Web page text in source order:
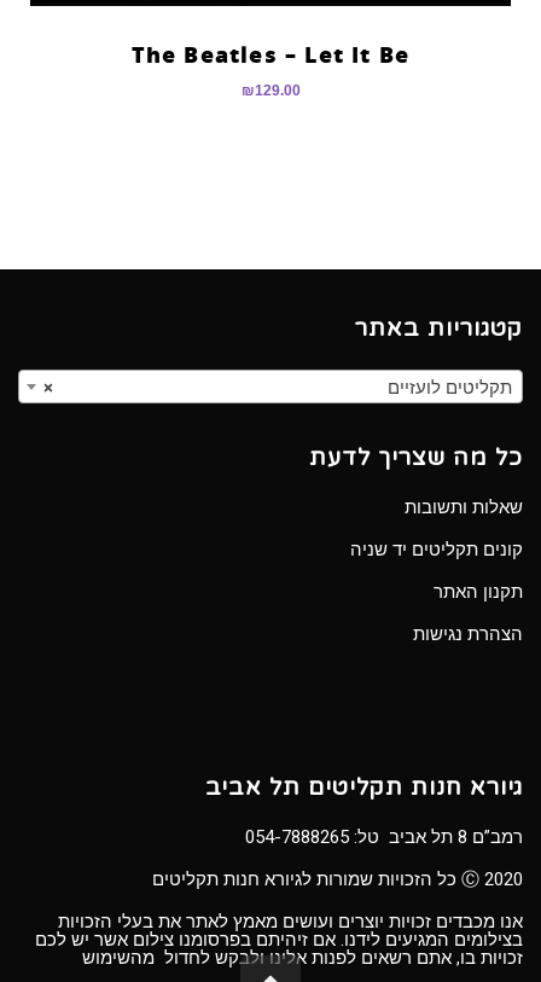
The Beatles – Let It Be
₪129.00
קטגוריות באתר
× תקליטים לועזיים
כל מה שצריך לדעת
שאלות ותשובות
קונים תקליטים יד שניה
תקנון האתר
הצהרת נגישות
גיורא חנות תקליטים תל אביב
רמב”ם 8 תל אביב טל:
054-7888265
Ⓒ 2020 כל הזכויות שמורות לגיורא חנות תקליטים
אנו מכבדים זכויות יוצרים ועושים מאמץ לאתר את בעלי הזכויות
בצילומים המגיעים לידנו. אם זיהיתם בפרסומנו צילום אשר יש לכם
זכויות בו, אתם רשאים לפנות אלינו ולבקש לחדול מהשימוש